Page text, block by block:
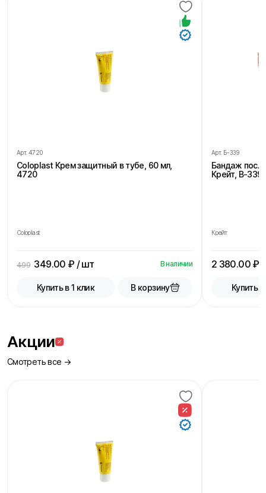
Арт. 4720
Coloplast Крем защитный в тубе, 60 мл,
4720
Coloplast
499 349.00 ₽ / шт В наличии
Купить в 1 клик В корзину
Арт. Б-339
Бандаж
Крейт, В-
Крейт
2 380.00₽ /
Купить в
Акции
Смотреть все →